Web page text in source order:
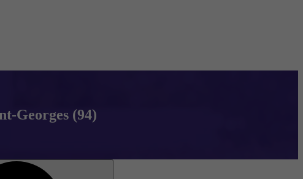
Georges (94)